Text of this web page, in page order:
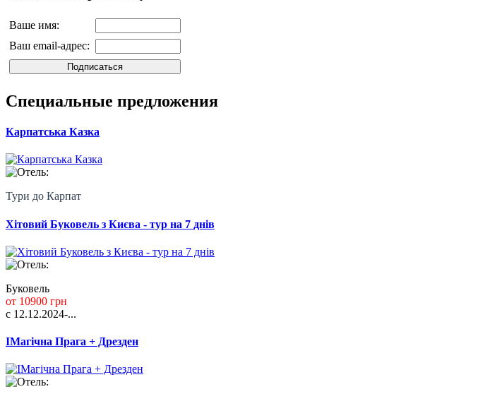
Ваше имя:
Ваш email-адрес:
Специальные предложения
Карпатська Казка
Отель:
Тури до Карпат
Хітовий Буковель з Києва - тур на 7 днів
Отель:
Буковель
от 10900 грн
с 12.12.2024-...
ІМагічна Прага + Дрезден
Отель: